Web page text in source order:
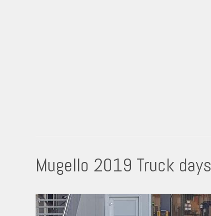
Mugello 2019 Truck days